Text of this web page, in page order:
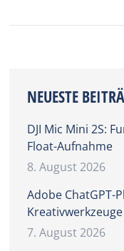
NEUESTE
DJI Mic Mini 2S:
Float-Aufnahme
8. August 2026
Adobe ChatGPT-
7. August 2026